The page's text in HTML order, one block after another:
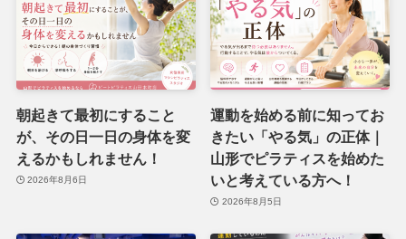
朝起きて最初にすること
が、その日一日の身体を変
えるかもしれません！
2026年8月6日
運動を始める前に知ってお
きたい「やる気」の正体｜
山形でピラティスを始めた
いと考えている方へ！
2026年8月5日